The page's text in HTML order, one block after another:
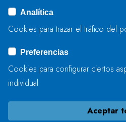
ENVIAR
Analítica
Cookies para trazar el tráfico del
Preferencias
Cookies para configurar ciertos
individual
Aceptar